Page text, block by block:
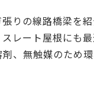
りの線路橋梁を
レート屋根にも
、無触媒のため